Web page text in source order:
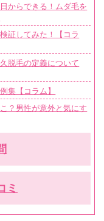
からできる！ムダ毛を
証してみた！【コラ
脱毛の定義について
集【コラム】
？男性が意外と気にす
ミ